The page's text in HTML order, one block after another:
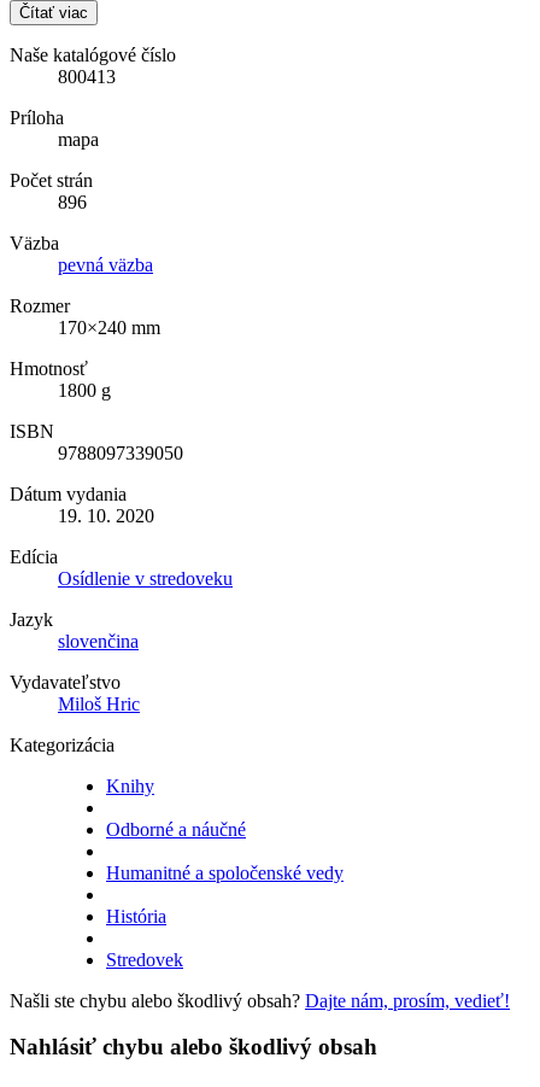
Čítať viac
Naše katalógové číslo
800413
Príloha
mapa
Počet strán
896
Väzba
pevná väzba
Rozmer
170×240 mm
Hmotnosť
1800 g
ISBN
9788097339050
Dátum vydania
19. 10. 2020
Edícia
Osídlenie v stredoveku
Jazyk
slovenčina
Vydavateľstvo
Miloš Hric
Kategorizácia
Knihy
Odborné a náučné
Humanitné a spoločenské vedy
História
Stredovek
Našli ste chybu alebo škodlivý obsah? Dajte nám, prosím, vedieť!
Nahlásiť chybu alebo škodlivý obsah